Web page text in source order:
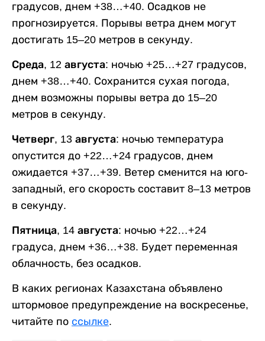
градусов, днем +38…+40. Осадков не
прогнозируется. Порывы ветра днем могут
достигать 15–20 метров в секунду.
Среда, 12 августа: ночью +25…+27 градусов,
днем +38…+40. Сохранится сухая погода,
днем возможны порывы ветра до 15–20
метров в секунду.
Четверг, 13 августа: ночью температура
опустится до +22…+24 градусов, днем
ожидается +37…+39. Ветер сменится на юго-
западный, его скорость составит 8–13 метров
в секунду.
Пятница, 14 августа: ночью +22…+24
градуса, днем +36…+38. Будет переменная
облачность, без осадков.
В каких регионах Казахстана объявлено
штормовое предупреждение на воскресенье,
читайте по ссылке.